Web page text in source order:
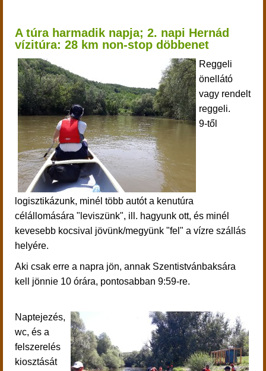
A túra harmadik napja; 2. napi Hernád
vízitúra: 28 km non-stop döbbenet
Reggeli
önellátó
vagy rendelt
reggeli.
9-től
logisztikázunk, minél több autót a kenutúra
célállomására "leviszünk", ill. hagyunk ott, és minél
kevesebb kocsival jövünk/megyünk "fel" a vízre szállás
helyére.
Aki csak erre a napra jön, annak Szentistvánbaksára
kell jönnie 10 órára, pontosabban 9:59-re.
Naptejezés,
wc, és a
felszerelés
kiosztását